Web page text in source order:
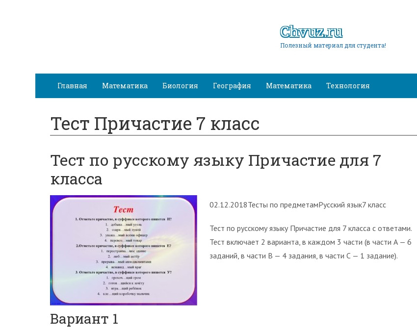
Chvuz.ru
Полезный материал для студента!
Главная Математика Биология География Математика Технология
Тест Причастие 7 класс
Тест по русскому языку Причастие для 7
класса
02.12.2018Тесты по предметамРусский язык7 класс
Тест по русскому языку Причастие для 7 класса с ответами.
Тест включает 2 варианта, в каждом 3 части (в части А — 6
заданий, в части В — 4 задания, в части С — 1 задание).
Вариант 1